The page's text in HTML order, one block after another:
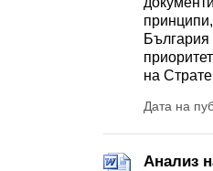
на
Дата на
Анализ